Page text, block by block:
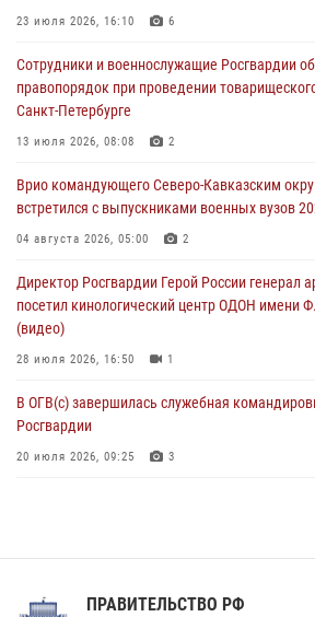
Взрывотехники Росгвардии на Ставрополье
06 августа 2026, 11:15
Подвиги героев‑росгвардейцев увековечили
экспозиции белгородского музея‑диорамы
06 августа 2026, 10:30 3
Охрану общественного порядка и
06 августа 2026, 10:13 1
23 июля 2026, 16:10 6
Сотрудники и военнослужащие Росгвардии
правопорядок при проведении
Санкт-Петербурге
13 июля 2026, 08:08 2
Врио командующего Северо-Кавказским
встретился с выпускниками военных вузов
04 августа 2026, 05:00 2
Директор Росгвардии Герой России генерал
посетил кинологический центр ОДОН имени
(видео)
28 июля 2026, 16:50 1
В ОГВ(с) завершилась служебная
Росгвардии
20 июля 2026, 09:25 3
ПРАВИТЕЛЬСТВО РФ